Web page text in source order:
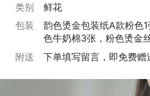
类别
鲜花
包装
韵色烫金包装纸A款粉色
色牛奶棉3张，粉色烫金
附送
下单填写留言，即免费赠